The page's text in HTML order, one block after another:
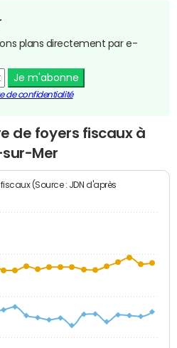
plans directement par e-
Je m'abonne
de confidentialité
de foyers fiscaux à
Mer
(Source : JDN d'après